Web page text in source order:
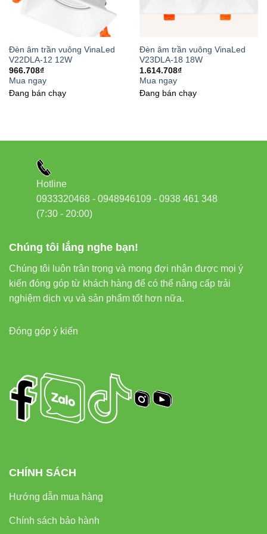
Chiếu rộng hơn, phù hợp chiếu khu vực
lớn hơn.
Ví dụ:
Showroom trang sức → 24°
Vùng tiếp khách, treo tranh →38°
5. Lắp đặt đèn V28DLA-50 đúng
kỹ thuật để đạt hiệu quả tối ưu
Kiểm tra nguồn điện 220VAC ổn định
Dùng driver 50W đúng tiêu chuẩn
Điều chỉnh góc chiếu sau khi cố định đèn
phẩm liên quan
Tham khảo thêm các dòng đèn chất lượng cao từ
Đèn led Bulb Vinaled
Đèn led rọi ray Vinaled
Đèn ray nam châm Vinaled
Đèn âm trần vuông VinaLed
V22DLA-12 12W
966.708₫
Mua ngay
Đang bán chạy
Đèn âm trần vuông VinaLed
V23DLA-18 18W
1.614.708₫
Mua ngay
Đang bán chạy
Chúng tôi lắng nghe bạn!
Chúng tôi luôn trân trọng và mong đợi nhận được mọi ý
kiến đóng góp từ khách hàng để có thể nâng cấp trải
nghiệm dịch vụ và sản phẩm tốt hơn nữa.
Đóng góp ý kiến
Hotline
0933320468 - 0948946109 - 0938 461 348
(7:30 - 20:00)
CHÍNH SÁCH
Hướng dẫn mua hàng
Chính sách bảo hành